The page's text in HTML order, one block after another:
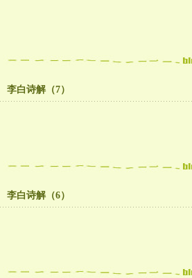
李白诗解（7）
李白诗解（6）